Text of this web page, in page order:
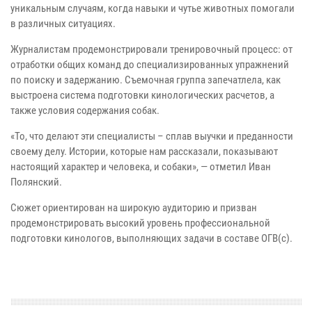
уникальным случаям, когда навыки и чутье животных помогали
в различных ситуациях.
Журналистам продемонстрировали тренировочный процесс: от
отработки общих команд до специализированных упражнений
по поиску и задержанию. Съемочная группа запечатлела, как
выстроена система подготовки кинологических расчетов, а
также условия содержания собак.
«То, что делают эти специалисты – сплав выучки и преданности
своему делу. Истории, которые нам рассказали, показывают
настоящий характер и человека, и собаки», — отметил Иван
Полянский.
Сюжет ориентирован на широкую аудиторию и призван
продемонстрировать высокий уровень профессиональной
подготовки кинологов, выполняющих задачи в составе ОГВ(с).